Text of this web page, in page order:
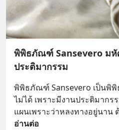
พิพิธภัณฑ์ Sansevero มหั
ประติมากรรม
พิพิธภัณฑ์ Sansevero เป็นพิ
ไม่ได้ เพราะมีงานประติมากร
แผนเพราะว่าหลงทางอยู่นาน
อ่านต่อ